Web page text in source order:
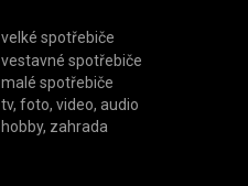
velké spotřebiče
vestavné spotřebiče
malé spotřebiče
tv, foto, video, audio
hobby, zahrada